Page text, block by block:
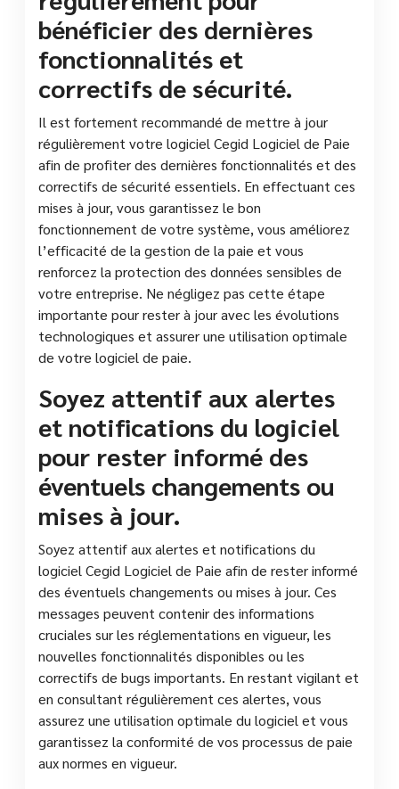
bénéficier des dernières
fonctionnalités et
correctifs de sécurité.
Il est fortement recommandé de mettre à jour
régulièrement votre logiciel Cegid Logiciel de Paie
afin de profiter des dernières fonctionnalités et des
correctifs de sécurité essentiels. En effectuant ces
mises à jour, vous garantissez le bon
fonctionnement de votre système, vous améliorez
l’efficacité de la gestion de la paie et vous
renforcez la protection des données sensibles de
votre entreprise. Ne négligez pas cette étape
importante pour rester à jour avec les évolutions
technologiques et assurer une utilisation optimale
de votre logiciel de paie.
Soyez attentif aux alertes
et notifications du logiciel
pour rester informé des
éventuels changements ou
mises à jour.
Soyez attentif aux alertes et notifications du
logiciel Cegid Logiciel de Paie afin de rester informé
des éventuels changements ou mises à jour. Ces
messages peuvent contenir des informations
cruciales sur les réglementations en vigueur, les
nouvelles fonctionnalités disponibles ou les
correctifs de bugs importants. En restant vigilant et
en consultant régulièrement ces alertes, vous
assurez une utilisation optimale du logiciel et vous
garantissez la conformité de vos processus de paie
aux normes en vigueur.